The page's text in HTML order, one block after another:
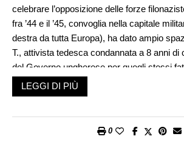
celebrare l’opposizione delle forze
fra ’44 e il ’45, convoglia nella capitale
destra da tutta Europa), ha dato ampio
T., attivista tedesca condannata a 8 anni di
del Governo ungherese per quegli stessi
ricordasse, con altri è stata accusata,
aggressione ai danni di alcuni neonazisti.
realizzato, Zerocalcare ha pubblicato un
LEGGI DI PIÙ
0